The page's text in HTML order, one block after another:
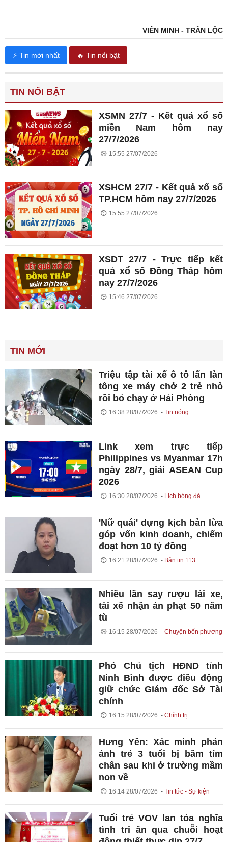
VIÊN MINH - TRẦN LỘC
⚡ Tin mới nhất 🔥 Tin nổi bật
TIN NỔI BẬT
XSMN 27/7 - Kết quả xổ số
miền Nam hôm nay
27/7/2026
15:55 27/07/2026
XSHCM 27/7 - Kết quả xổ số
TP.HCM hôm nay 27/7/2026
15:55 27/07/2026
XSDT 27/7 - Trực tiếp kết
quả xổ số Đồng Tháp hôm
nay 27/7/2026
15:46 27/07/2026
TIN MỚI
Triệu tập tài xế ô tô lấn làn
tông xe máy chở 2 trẻ nhỏ
rồi bỏ chạy ở Hải Phòng
16:38 28/07/2026 Tin nóng
Link xem trực tiếp
Philippines vs Myanmar 17h
ngày 28/7, giải ASEAN Cup
2026
16:30 28/07/2026 Lịch bóng đá
'Nữ quái' dựng kịch bản lừa
góp vốn kinh doanh, chiếm
đoạt hơn 10 tỷ đồng
16:21 28/07/2026 Bản tin 113
Nhiều lần say rượu lái xe,
tài xế nhận án phạt 50 năm
tù
16:15 28/07/2026 Chuyện bốn phương
Phó Chủ tịch HĐND tỉnh
Ninh Bình được điều động
giữ chức Giám đốc Sở Tài
chính
16:15 28/07/2026 Chính trị
Hưng Yên: Xác minh phản
ánh trẻ 3 tuổi bị bầm tím
chân sau khi ở trường mầm
non về
16:14 28/07/2026 Tin tức - Sự kiện
Tuổi trẻ VOV lan tỏa nghĩa
tình tri ân qua chuỗi hoạt